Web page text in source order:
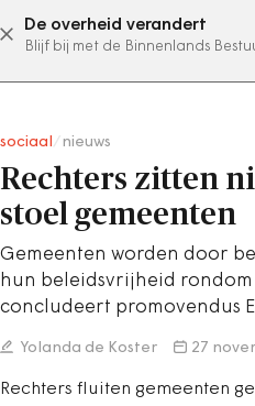
De overheid verandert
Blijf bij met de Binnenlands
sociaal nieuws
Rechters zitten
stoel gemeenten
Gemeenten worden door
hun beleidsvrijheid rondom
concludeert promovendus
Yolanda de Koster 27
Rechters fluiten gemeenten